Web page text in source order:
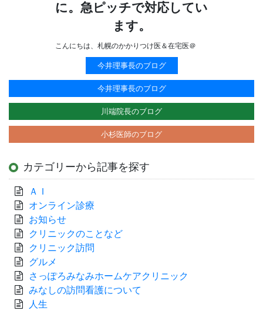
に。急ピッチで対応してい
ます。
こんにちは、札幌のかかりつけ医＆在宅医＠
今井理事長のブログ
今井理事長のブログ
川端院長のブログ
小杉医師のブログ
カテゴリーから記事を探す
ＡＩ
オンライン診療
お知らせ
クリニックのことなど
クリニック訪問
グルメ
さっぽろみなみホームケアクリニック
みなしの訪問看護について
人生